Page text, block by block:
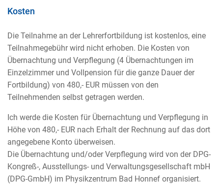
Kosten
Die Teilnahme an der Lehrerfortbildung ist kostenlos, eine
Teilnahmegebühr wird nicht erhoben. Die Kosten von
Übernachtung und Verpflegung (4 Übernachtungen im
Einzelzimmer und Vollpension für die ganze Dauer der
Fortbildung) von 480,- EUR müssen von den
Teilnehmenden selbst getragen werden.
Ich werde die Kosten für Übernachtung und Verpflegung in
Höhe von 480,- EUR nach Erhalt der Rechnung auf das dort
angegebene Konto überweisen.
Die Übernachtung und/oder Verpflegung wird von der DPG-
Kongreß-, Ausstellungs- und Verwaltungsgesellschaft mbH
(DPG-GmbH) im Physikzentrum Bad Honnef organisiert.